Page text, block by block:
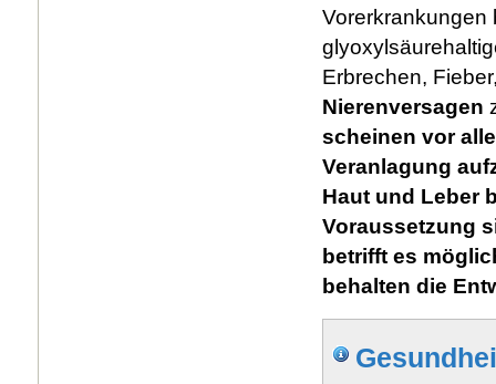
Vorerkrankungen
Erbrechen,
Nierenversagen
scheinen vor
Veranlagung
Haut und Leber
Voraussetzung
betrifft es
behalten die